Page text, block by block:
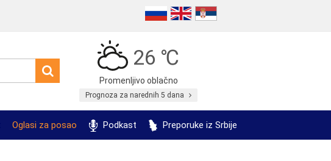
26 ℃
Promenljivo oblačno
Prognoza za narednih 5 dana
Oglasi za posao Podkast Preporuke iz Srbije